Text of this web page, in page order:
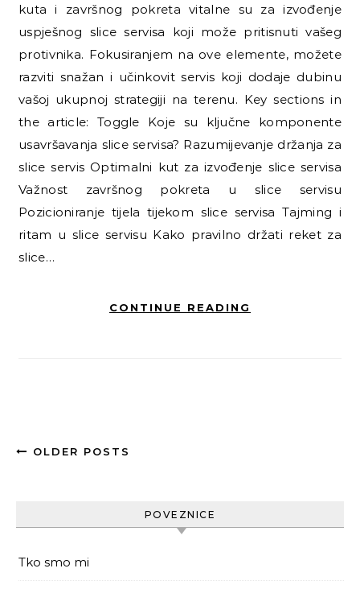
kuta i završnog pokreta vitalne su za izvođenje
uspješnog slice servisa koji može pritisnuti vašeg
protivnika. Fokusiranjem na ove elemente, možete
razviti snažan i učinkovit servis koji dodaje dubinu
vašoj ukupnoj strategiji na terenu. Key sections in
the article: Toggle Koje su ključne komponente
usavršavanja slice servisa? Razumijevanje držanja za
slice servis Optimalni kut za izvođenje slice servisa
Važnost završnog pokreta u slice servisu
Pozicioniranje tijela tijekom slice servisa Tajming i
ritam u slice servisu Kako pravilno držati reket za
slice…
CONTINUE READING
OLDER POSTS
POVEZNICE
Tko smo mi